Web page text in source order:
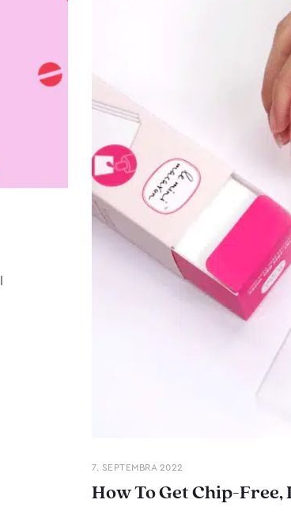
7. SEPTEMBRA 2022
How To Get Chip-